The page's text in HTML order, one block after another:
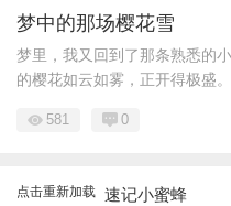
梦中的那场樱花雪
梦里，我又回到了那条熟悉的
的樱花如云如雾，正开得极盛。
581 0
点击重新加载 速记小蜜蜂